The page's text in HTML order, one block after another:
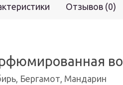
Отзывов (0)
Бергамот, Мандарин